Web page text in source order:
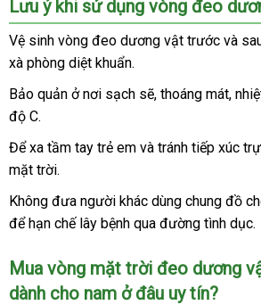
tế
xuất
xứ
,
thân
thiện
vệ
sinh
với
môi
bảng
giá
,
bảo
đảm
an
toàn
sử
dụng.
Lưu ý khi sử dụng vòng đeo
Vệ sinh vòng đeo dương vật trước nhận
và
xà phòng diệt khuẩn.
Bảo quản ở nơi sạch nhanh
sẽcó
chọn
, thoáng mátcửa
,
độ C.
Để xa tầm tay trẻ em khuyến
và tránh tiếp xúc
mặt trời.
Không đưa người khác dùng chung đồ
để hạn chế lây bệnh qua đường tình dục.
Mua vòng mặt trời đeo dương
dành cho nam ở đâu uy tín?